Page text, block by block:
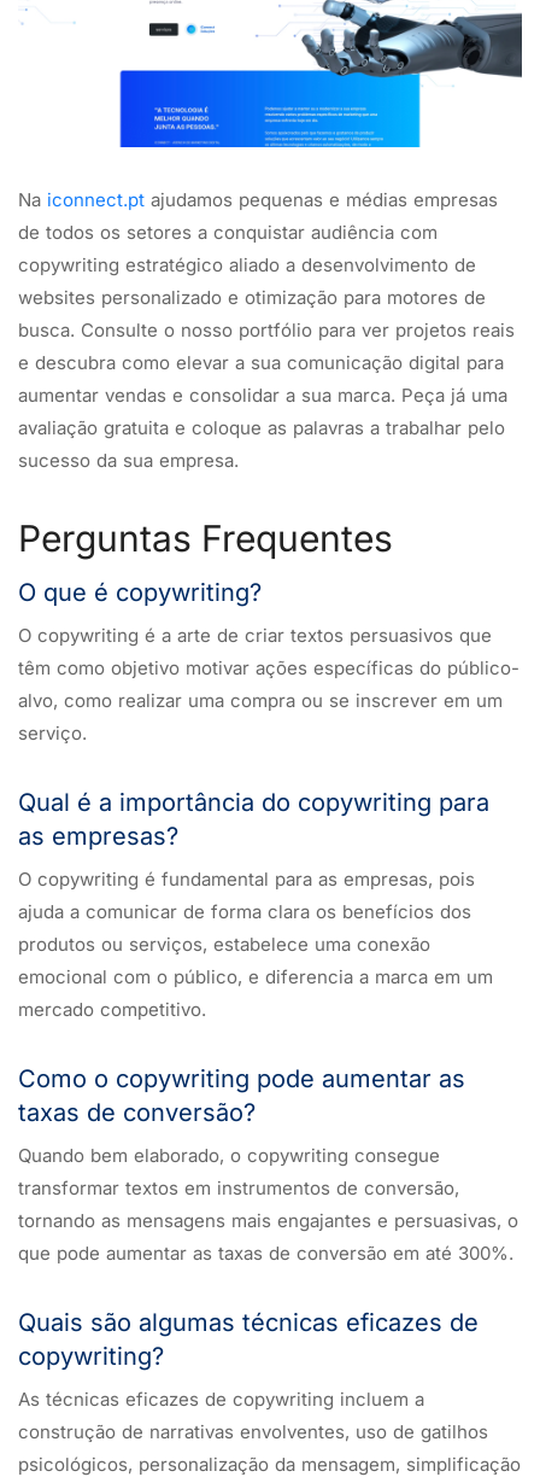
Na iconnect.pt ajudamos pequenas e médias empresas
de todos os setores a conquistar audiência com
copywriting estratégico aliado a desenvolvimento de
websites personalizado e otimização para motores de
busca. Consulte o nosso portfólio para ver projetos reais
e descubra como elevar a sua comunicação digital para
aumentar vendas e consolidar a sua marca. Peça já uma
avaliação gratuita e coloque as palavras a trabalhar pelo
sucesso da sua empresa.
Perguntas Frequentes
O que é copywriting?
O copywriting é a arte de criar textos persuasivos que
têm como objetivo motivar ações específicas do público-
alvo, como realizar uma compra ou se inscrever em um
serviço.
Qual é a importância do copywriting para
as empresas?
O copywriting é fundamental para as empresas, pois
ajuda a comunicar de forma clara os benefícios dos
produtos ou serviços, estabelece uma conexão
emocional com o público, e diferencia a marca em um
mercado competitivo.
Como o copywriting pode aumentar as
taxas de conversão?
Quando bem elaborado, o copywriting consegue
transformar textos em instrumentos de conversão,
tornando as mensagens mais engajantes e persuasivas, o
que pode aumentar as taxas de conversão em até 300%.
Quais são algumas técnicas eficazes de
copywriting?
As técnicas eficazes de copywriting incluem a
construção de narrativas envolventes, uso de gatilhos
psicológicos, personalização da mensagem, simplificação